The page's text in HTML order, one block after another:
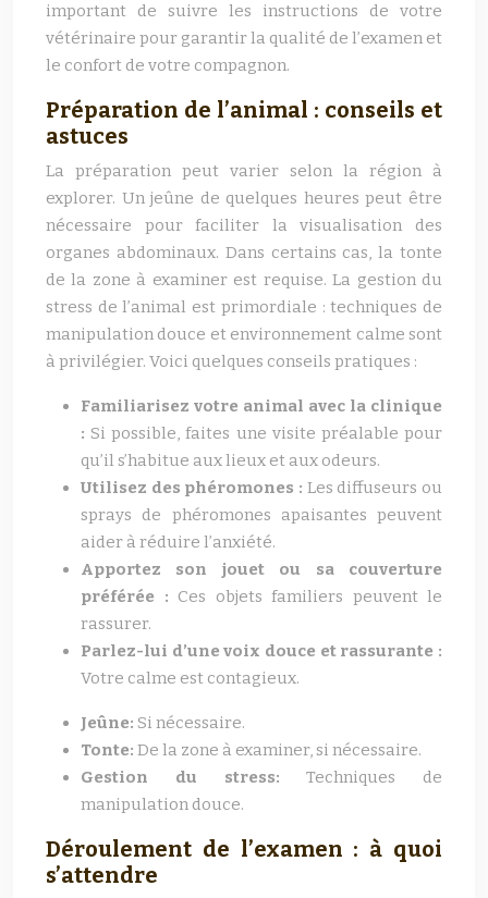
important de suivre les instructions de votre
vétérinaire pour garantir la qualité de l’examen et
le confort de votre compagnon.
Préparation de l’animal : conseils et
astuces
La préparation peut varier selon la région à
explorer. Un jeûne de quelques heures peut être
nécessaire pour faciliter la visualisation des
organes abdominaux. Dans certains cas, la tonte
de la zone à examiner est requise. La gestion du
stress de l’animal est primordiale : techniques de
manipulation douce et environnement calme sont
à privilégier. Voici quelques conseils pratiques :
Familiarisez votre animal avec la clinique
: Si possible, faites une visite préalable pour
qu’il s’habitue aux lieux et aux odeurs.
Utilisez des phéromones : Les diffuseurs ou
sprays de phéromones apaisantes peuvent
aider à réduire l’anxiété.
Apportez son jouet ou sa couverture
préférée : Ces objets familiers peuvent le
rassurer.
Parlez-lui d’une voix douce et rassurante :
Votre calme est contagieux.
Jeûne: Si nécessaire.
Tonte: De la zone à examiner, si nécessaire.
Gestion du stress:Techniques de
manipulation douce.
Déroulement de l’examen : à quoi
s’attendre